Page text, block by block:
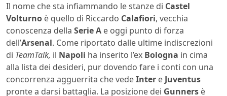
Il nome che sta infiammando le stanze di Castel
Volturno è quello di Riccardo Calafiori, vecchia
conoscenza della Serie A e oggi punto di forza
dell’Arsenal. Come riportato dalle ultime indiscrezioni
di TeamTalk, il Napoli ha inserito l’ex Bologna in cima
alla lista dei desideri, pur dovendo fare i conti con una
concorrenza agguerrita che vedeInter e Juventus
pronte a darsi battaglia. La posizione dei Gunners è